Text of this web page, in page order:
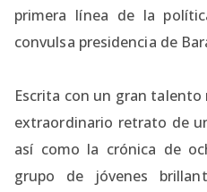
primera línea de la
convulsa presidencia de
Escrita con un gran
extraordinario retrato de
así como la crónica de
grupo de jóvenes